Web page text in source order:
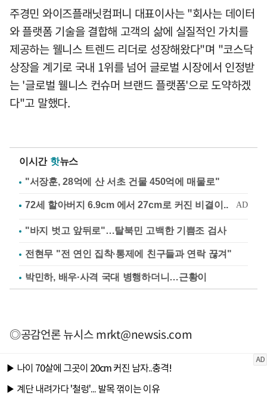
주경민 와이즈플래닛컴퍼니 대표이사는 "회사는 데이터
와 플랫폼 기술을 결합해 고객의 삶에 실질적인 가치를
제공하는 웰니스 트렌드 리더로 성장해왔다"며 "코스닥
상장을 계기로 국내 1위를 넘어 글로벌 시장에서 인정받
는 '글로벌 웰니스 컨슈머 브랜드 플랫폼'으로 도약하겠
다"고 말했다.
이시간 핫뉴스
"서장훈, 28억에 산 서초 건물 450억에 매물로"
"바지 벗고 앞뒤로"…탈북민 고백한 기쁨조 검사
전현무 "전 연인 집착·통제에 친구들과 연락 끊겨"
박민하, 배우·사격 국대 병행하더니…근황이
◎공감언론 뉴시스mrkt@newsis.com